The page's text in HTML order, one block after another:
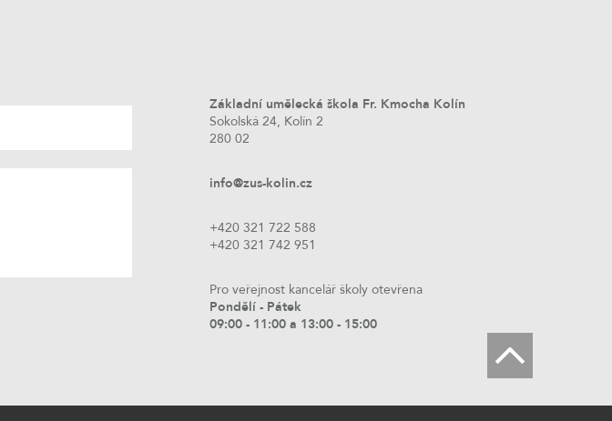
Základní umělecká škola Fr. Kmocha Kolín
Sokolská 24, Kolín 2
280 02
info@zus-kolin.cz
+420 321 722 588
+420 321 742 951
Pro veřejnost kancelář školy otevřena
Pondělí - Pátek
09:00 - 11:00 a 13:00 - 15:00